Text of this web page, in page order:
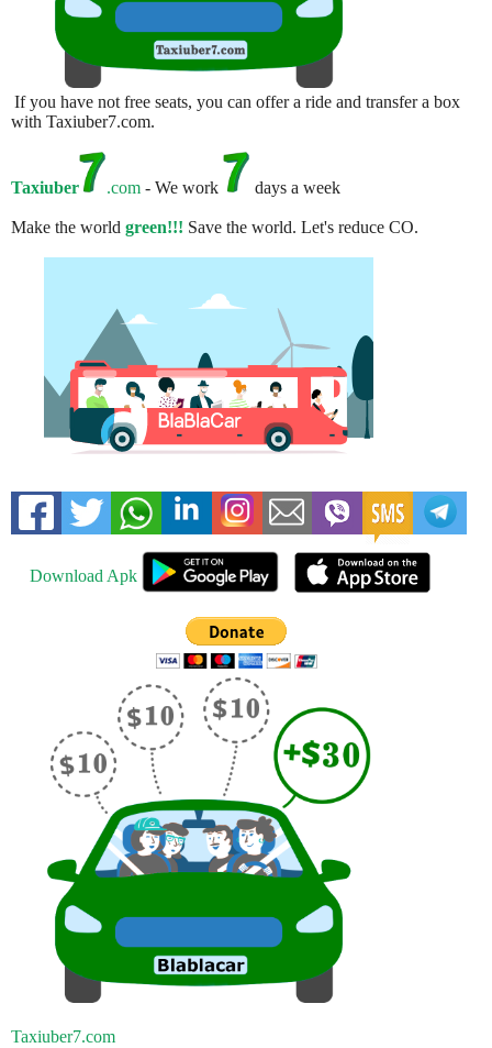
If you have not free seats, you can offer a ride and transfer a box
with Taxiuber7.com.
Taxiuber .com - We work days a week
Make the world green!!! Save the world. Let's reduce CO.
Download Apk
Taxiuber7.com